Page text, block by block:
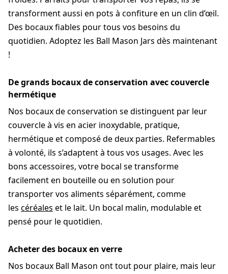
transforment aussi en pots à confiture en un clin d’œil.
Des bocaux fiables pour tous vos besoins du
quotidien. Adoptez les Ball Mason Jars dès maintenant
!
De grands bocaux de conservation avec couvercle
hermétique
Nos bocaux de conservation se distinguent par leur
couvercle à vis en acier inoxydable, pratique,
hermétique et composé de deux parties. Refermables
à volonté, ils s’adaptent à tous vos usages. Avec les
bons accessoires, votre bocal se transforme
facilement en bouteille ou en solution pour
transporter vos aliments séparément, comme
les céréales et le lait. Un bocal malin, modulable et
pensé pour le quotidien.
Acheter des bocaux en verre
Nos bocaux Ball Mason ont tout pour plaire, mais leur